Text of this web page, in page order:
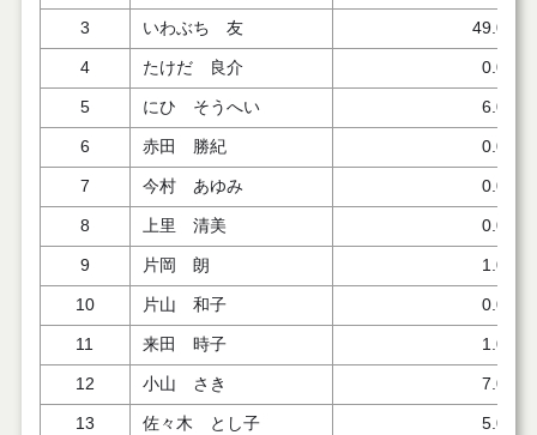
3 いわぶち 友 49.000
4 たけだ 良介 0.000
5 にひ そうへい 6.000
6 赤田 勝紀 0.000
7 今村 あゆみ 0.000
8 上里 清美 0.000
9 片岡 朗 1.000
10 片山 和子 0.000
11 来田 時子 1.000
12 小山 さき 7.000
13 佐々木 とし子 5.000